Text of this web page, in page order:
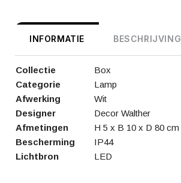
INFORMATIE BESCHRIJVING
Collectie
Box
Categorie
Lamp
Afwerking
Wit
Designer
Decor Walther
Afmetingen
H 5 x B 10 x D 80 cm
Bescherming
IP44
Lichtbron
LED